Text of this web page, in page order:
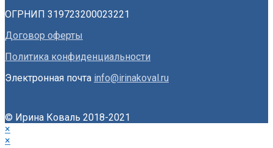
ОГРНИП 319723200023221
Договор оферты
Политика конфиденциальности
Электронная почта info@irinakoval.ru
© Ирина Коваль 2018-2021
×
×